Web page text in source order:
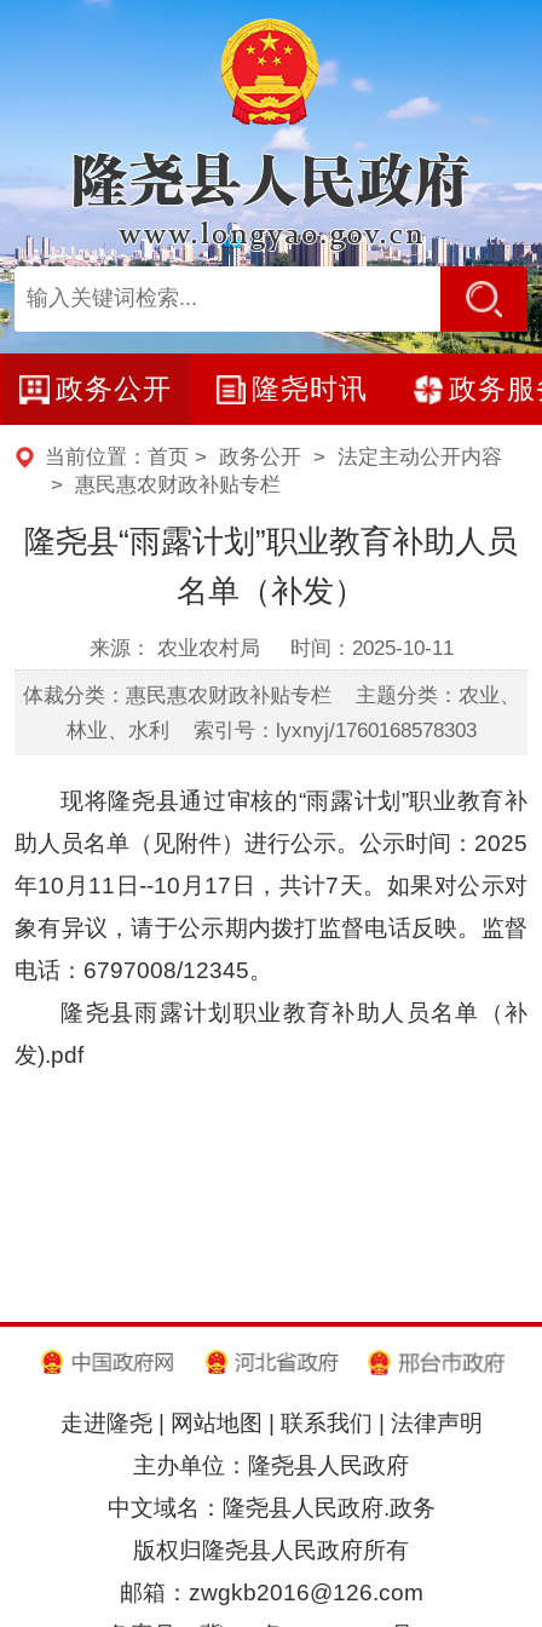
政务公开 隆尧时讯 政务服
当前位置： 首页 > 政务公开> 法定主动公开内容
> 惠民惠农财政补贴专栏
隆尧县“雨露计划”职业教育补助人员
名单（补发）
来源： 农业农村局 时间：2025-10-11
体裁分类：惠民惠农财政补贴专栏 主题分类：农业、
林业、水利 索引号：lyxnyj/1760168578303
现将隆尧县通过审核的“雨露计划”职业教育补
助人员名单（见附件）进行公示。公示时间：2025
年10月11日--10月17日，共计7天。如果对公示对
象有异议，请于公示期内拨打监督电话反映。监督
电话：6797008/12345。
隆尧县雨露计划职业教育补助人员名单（补
发).pdf
走进隆尧| 网站地图 联系我们
法律声明
主办单位：隆尧县人民政府
中文域名：隆尧县人民政府.政务
版权归隆尧县人民政府所有
邮箱：zwgkb2016@126.com